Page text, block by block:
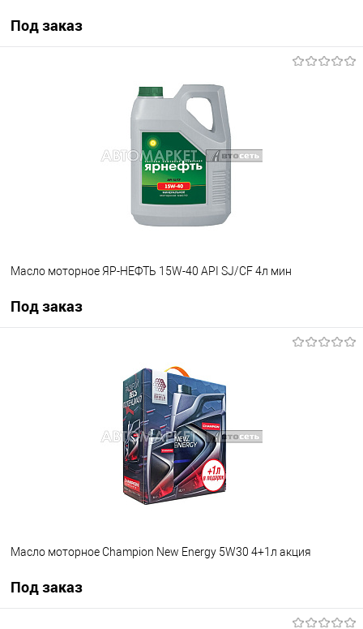
Под заказ
Под заказ
Масло моторное ЯР-НЕФТЬ 15W-40 API SJ/СF 4л мин
Под заказ
Под заказ
Масло моторное Champion New Energy 5W30 4+1л акция
Под заказ